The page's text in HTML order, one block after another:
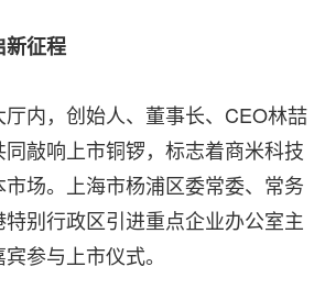
新征程
内，创始人、董事长、CEO林喆
敲响上市铜锣，标志着商米科技
场。上海市杨浦区委常委、常务
别行政区引进重点企业办公室主
参与上市仪式。